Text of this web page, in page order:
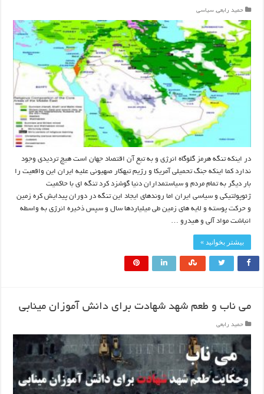
حمید رابعی, سیاسی
در اینکه تنگه هرمز گلوگاه انرژی و به تبع آن اقتصاد جهان است هیچ تردیدی وجود
ندارد کما اینکه جنگ تحمیلی آمریکا و رژیم تبهکار صهیونی علیه ایران این واقعیت را
بار دیگر به تمام مردم و سیاستمداران دنیا گوشزد کرد تنگه ای با حاکمیت
ژئوپولتیکی و سیاسی ایران اما روندهای ایجاد این تنگه در دوران پیدایش کره زمین
و حرکت پوسته و لایه های زمین طی میلیاردها سال و سپس ذخیره انرژی به واسطه
انباشت مواد آلی و هیدرو …
بیشتر بخوانید »
می ناب و طعم شهد شهادت برای دانش آموزان مینابی
حمید رابعی